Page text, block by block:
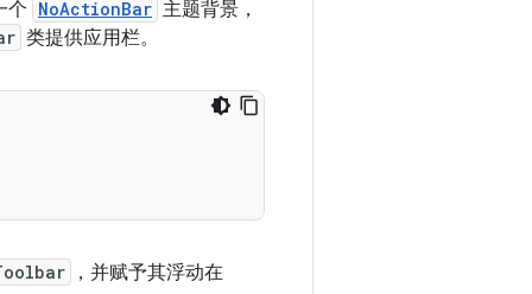
个 NoActionBar 主题背景，
类提供应用栏。
，并赋予其浮动在